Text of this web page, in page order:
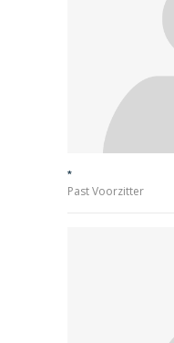
*
Past Voorzitter